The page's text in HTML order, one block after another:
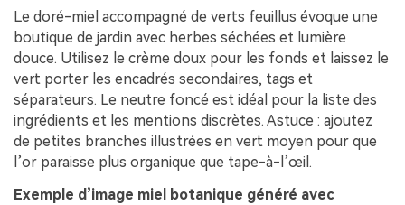
Le doré-miel accompagné de verts feuillus évoque une
boutique de jardin avec herbes séchées et lumière
douce. Utilisez le crème doux pour les fonds et laissez le
vert porter les encadrés secondaires, tags et
séparateurs. Le neutre foncé est idéal pour la liste des
ingrédients et les mentions discrètes. Astuce : ajoutez
de petites branches illustrées en vert moyen pour que
l’or paraisse plus organique que tape-à-l’œil.
Exemple d’image miel botanique généré avec